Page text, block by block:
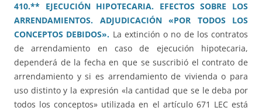
410.** EJECUCIÓN HIPOTECARIA. EFECTOS SOBRE LOS
ARRENDAMIENTOS. ADJUDICACIÓN «POR TODOS LOS
CONCEPTOS DEBIDOS». La extinción o no de los contratos
de arrendamiento en caso de ejecución hipotecaria,
dependerá de la fecha en que se suscribió el contrato de
arrendamiento y si es arrendamiento de vivienda o para
uso distinto y la expresión «la cantidad que se le deba por
todos los conceptos» utilizada en el artículo 671 LEC está